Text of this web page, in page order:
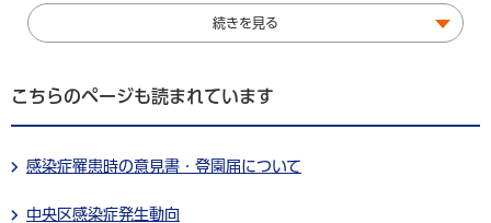
続きを見る
こちらのページも読まれています
感染症罹患時の意見書・登園届について
中央区感染症発生動向